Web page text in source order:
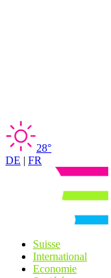
28°
DE | FR
Suisse
International
Economie